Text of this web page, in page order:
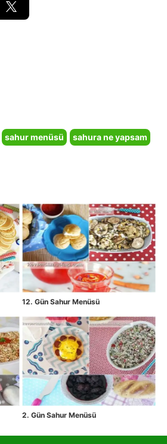
sahur menüsü
sahura ne yapsam
12. Gün Sahur Menüsü
2. Gün Sahur Menüsü